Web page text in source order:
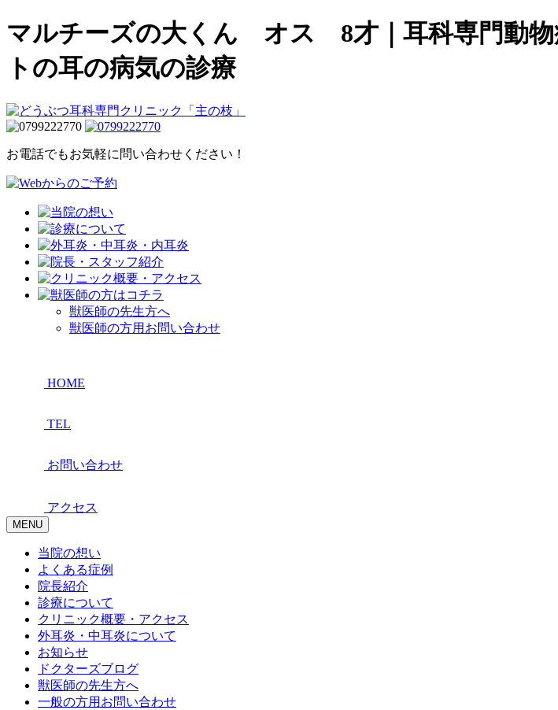
マルチーズの大くん オス 8才｜耳科専門動物
トの耳の病気の診療
お電話でもお気軽に問い合わせください！
獣医師の先生方へ
獣医師の方用お問い合わせ
HOME
TEL
お問い合わせ
アクセス
MENU
当院の想い
よくある症例
院長紹介
診療について
クリニック概要・アクセス
外耳炎・中耳炎について
お知らせ
ドクターズブログ
獣医師の先生方へ
一般の方用お問い合わせ